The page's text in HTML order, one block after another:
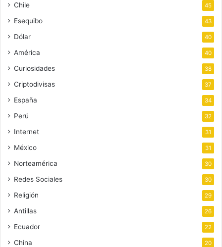
Chile 45
Esequibo 43
Dólar 40
América 40
Curiosidades 38
Criptodivisas 37
España 34
Perú 32
Internet 31
México 31
Norteamérica 30
Redes Sociales 30
Religión 29
Antillas 26
Ecuador 22
China 20